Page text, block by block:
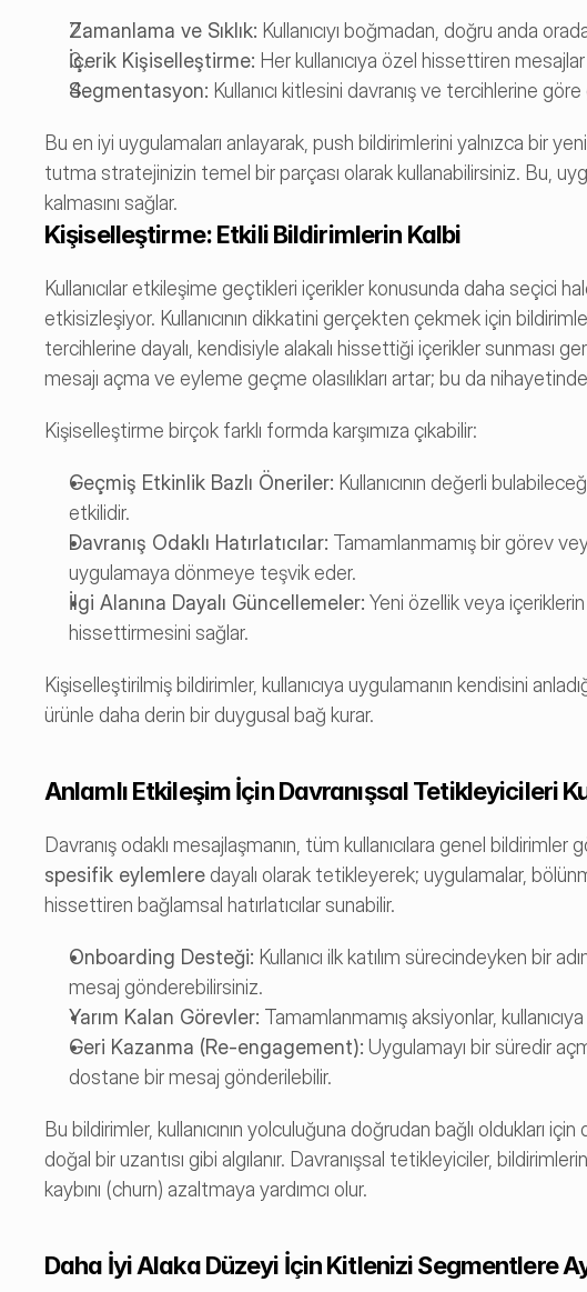
Zamanlama ve Sıklık: Kullanıcıyı boğmadan, doğru anda
İçerik Kişiselleştirme: Her kullanıcıya özel hissettiren
Segmentasyon: Kullanıcı kitlesini davranış ve tercihlerine
Bu en iyi uygulamaları anlayarak, push bildirimlerini yalnızca bir
tutma stratejinizin temel bir parçası olarak kullanabilirsiniz. Bu,
kalmasını sağlar.
Kişiselleştirme: Etkili Bildirimlerin Kalbi
Kullanıcılar etkileşime geçtikleri içerikler konusunda daha seçici
etkisizleşiyor. Kullanıcının dikkatini gerçekten çekmek için
tercihlerine dayalı, kendisiyle alakalı hissettiği içerikler sunması
mesajı açma ve eyleme geçme olasılıkları artar; bu da
Kişiselleştirme birçok farklı formda karşımıza çıkabilir:
Geçmiş Etkinlik Bazlı Öneriler: Kullanıcının değerli
etkilidir.
Davranış Odaklı Hatırlatıcılar: Tamamlanmamış bir görev
uygulamaya dönmeye teşvik eder.
İlgi Alanına Dayalı Güncellemeler: Yeni özellik veya içeriklerin
hissettirmesini sağlar.
Kişiselleştirilmiş bildirimler, kullanıcıya uygulamanın kendisini
ürünle daha derin bir duygusal bağ kurar.
Anlamlı Etkileşim İçin Davranışsal Tetikleyicileri
spesifik eylemlere dayalı olarak tetikleyerek; uygulamalar,
hissettiren bağlamsal hatırlatıcılar sunabilir.
Onboarding Desteği: Kullanıcı ilk katılım sürecindeyken bir
mesaj gönderebilirsiniz.
Yarım Kalan Görevler: Tamamlanmamış aksiyonlar,
Geri Kazanma (Re-engagement): Uygulamayı bir süredir
dostane bir mesaj gönderilebilir.
Bu bildirimler, kullanıcının yolculuğuna doğrudan bağlı oldukları
doğal bir uzantısı gibi algılanır. Davranışsal tetikleyiciler,
kaybını (churn) azaltmaya yardımcı olur.
Daha İyi Alaka Düzeyi İçin Kitlenizi Segmentlere